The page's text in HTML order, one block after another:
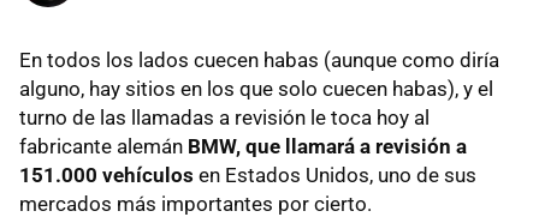
En todos los lados cuecen habas (aunque como diría
alguno, hay sitios en los que solo cuecen habas), y el
turno de las llamadas a revisión le toca hoy al
fabricante alemán BMW, que llamará a revisión a
151.000 vehículos en Estados Unidos, uno de sus
mercados más importantes por cierto.